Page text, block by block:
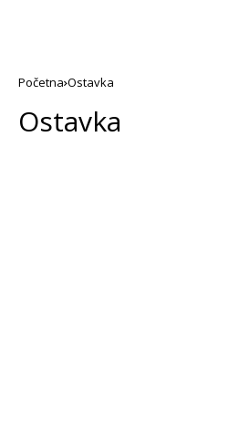
Početna Ostavka
Ostavka